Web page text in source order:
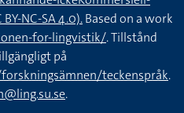
NC-SA 4.0).Based on a work
for-lingvistik/. Tillstånd
på
teckenspråk.
.